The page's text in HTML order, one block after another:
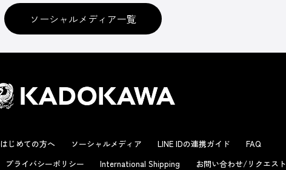
ソーシャルメディア一覧
はじめての方へ ソーシャルメディア LINE IDの連携ガイド
FAQ
プライバシーポリシー International Shipping お問い合わせ/リクエスト